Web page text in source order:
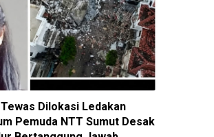
Dilokasi Ledakan
Pemuda NTT Sumut Desak